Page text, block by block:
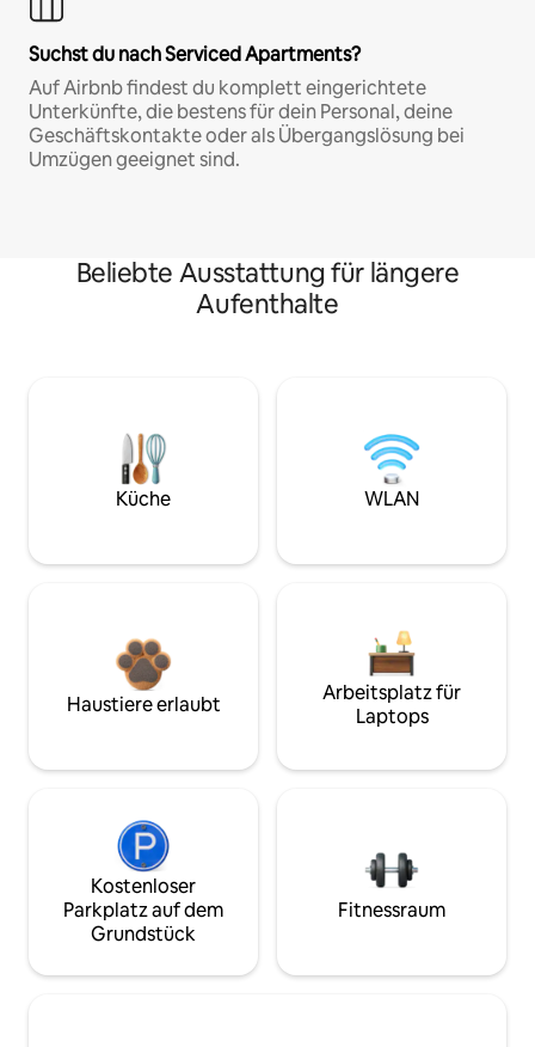
Suchst du nach Serviced Apartments?
Auf Airbnb findest du komplett eingerichtete
Unterkünfte, die bestens für dein Personal, deine
Geschäftskontakte oder als Übergangslösung bei
Umzügen geeignet sind.
Beliebte Ausstattung für längere
Aufenthalte
Küche WLAN
Haustiere erlaubt
Arbeitsplatz für
Laptops
Kostenloser
Parkplatz auf dem
Grundstück
Fitnessraum